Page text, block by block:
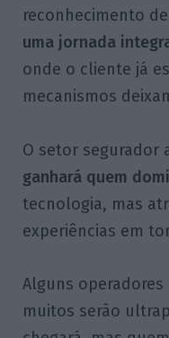
reconhecimento
uma jornada
onde o cliente já
mecanismos
O setor segurador
ganhará quem
tecnologia, mas
experiências em
Alguns
muitos serão